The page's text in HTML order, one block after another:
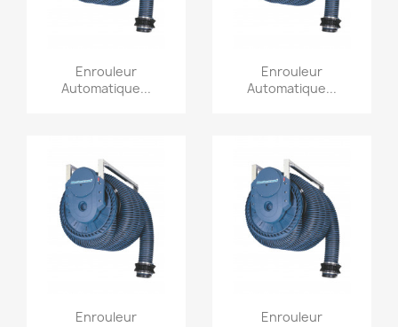
Aperçu rapide
Enrouleur
Automatique...
Aperçu rapide
Enrouleur
Automatique...
Aperçu rapide
Enrouleur
Aperçu rapide
Enrouleur